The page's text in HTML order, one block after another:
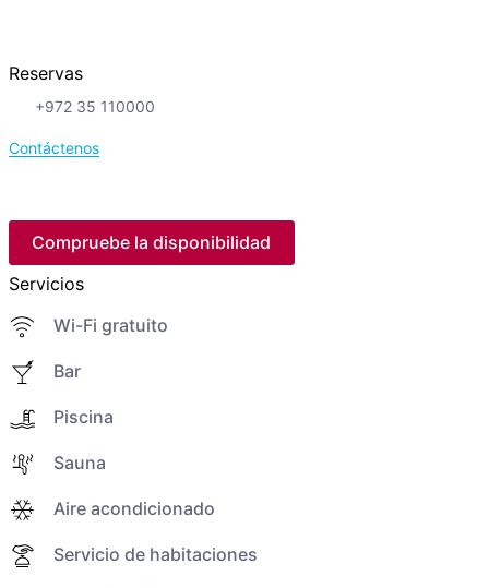
Reservas
+972 35 110000
Contáctenos
Compruebe la disponibilidad
Servicios
Wi-Fi gratuito
Bar
Piscina
Sauna
Aire acondicionado
Servicio de habitaciones